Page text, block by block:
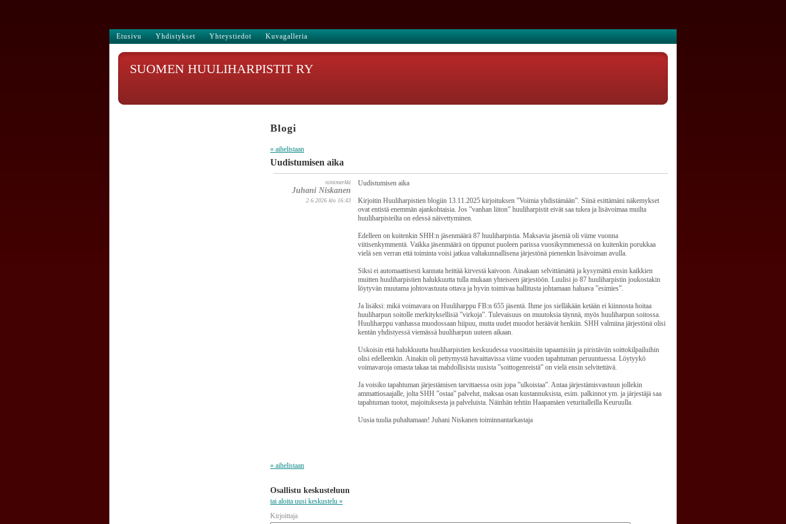
Etusivu Yhdistykset Yhteystiedot Kuvagalleria
SUOMEN HUULIHARPISTIT RY
Blogi
« aihelistaan
Uudistumisen aika
nimimerkki
Juhani Niskanen
2.6.2026 klo 16:43
Uudistumisen aika
Kirjoitin Huuliharpistien blogiin 13.11.2025 kirjoituksen ”Voimia yhdistämään”. Siinä esittämäni näkemykset
ovat entistä enemmän ajankohtaisia. Jos ”vanhan liiton” huuliharpistit eivät saa tukea ja lisävoimaa muilta
huuliharpisteilta on edessä näivettyminen.
Edelleen on kuitenkin SHH:n jäsenmäärä 87 huuliharpistia. Maksavia jäseniä oli viime vuonna
viitisenkymmentä. Vaikka jäsenmäärä on tippunut puoleen parissa vuosikymmenessä on kuitenkin porukkaa
vielä sen verran että toiminta voisi jatkua valtakunnallisena järjestönä pienenkin lisävoiman avulla.
Siksi ei automaattisesti kannata heittää kirvestä kaivoon. Ainakaan selvittämättä ja kysymättä ensin kaikkien
muitten huuliharpistien halukkuutta tulla mukaan yhteiseen järjestöön. Luulisi jo 87 huuliharpistin joukostakin
löytyvän muutama johtovastuuta ottava ja hyvin toimivaa hallitusta johtamaan haluava ”esimies”.
Ja lisäksi: mikä voimavara on Huuliharppu FB:n 655 jäsentä. Ihme jos sielläkään ketään ei kiinnosta hoitaa
huuliharpun soitolle merkityksellisiä ”virkoja”. Tulevaisuus on muutoksia täynnä, myös huuliharpun soitossa.
Huuliharppu vanhassa muodossaan hiipuu, mutta uudet muodot heräävät henkiin. SHH valmiina järjestönä olisi
kentän yhdistyessä viemässä huuliharpun uuteen aikaan.
Uskoisin että halukkuutta huuliharpistien keskuudessa vuosittaisiin tapaamisiin ja piristäviin soittokilpailuihin
olisi edelleenkin. Ainakin oli pettymystä havaittavissa viime vuoden tapahtuman peruuntuessa. Löytyykö
voimavaroja omasta takaa tai mahdollisista uusista ”soittogenreistä” on vielä ensin selvitettävä.
Ja voisiko tapahtuman järjestämisen tarvittaessa osin jopa ”ulkoistaa”. Antaa järjestämisvastuun jollekin
ammattiosaajalle, jolta SHH ”ostaa” palvelut, maksaa osan kustannuksista, esim. palkinnot ym. ja järjestäjä saa
tapahtuman tuotot, majoituksesta ja palveluista. Näinhän tehtiin Haapamäen veturitalleilla Keuruulla.
Uusia tuulia puhaltamaan! Juhani Niskanen toiminnantarkastaja
« aihelistaan
Osallistu keskusteluun
tai aloita uusi keskustelu »
Kirjoittaja